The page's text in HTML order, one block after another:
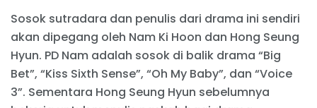
Sosok sutradara dan penulis dari drama ini sendiri
akan dipegang oleh Nam Ki Hoon dan Hong Seung
Hyun. PD Nam adalah sosok di balik drama “Big
Bet”, “Kiss Sixth Sense”, “Oh My Baby”, dan “Voice
3”. Sementara Hong Seung Hyun sebelumnya